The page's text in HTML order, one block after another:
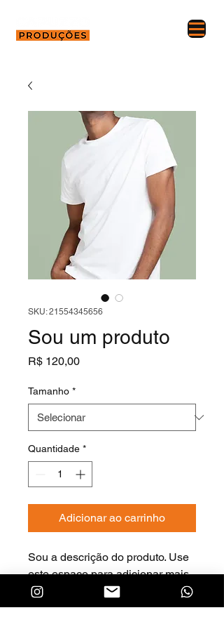
SKU: 21554345656
Sou um produto
R$ 120,00Preço
Tamanho *
Quantidade *
Adicionar ao carrinho
Sou a descrição do produto. Use
este espaço para adicionar mais
informações. Os compradores
gostam de saber o que estão